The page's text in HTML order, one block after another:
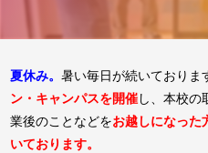
夏休み。暑い毎日が続いておりま
ン・キャンパスを開催し、本校の
業後のことなどをお越しになった
いております。